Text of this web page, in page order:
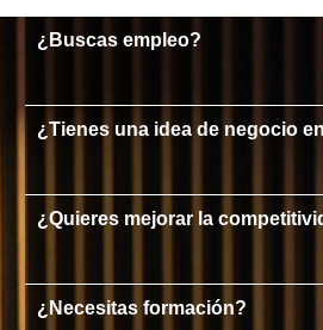
¿Buscas empleo?
¿Tienes una idea de negocio
¿Quieres mejorar la
¿Necesitas formación?